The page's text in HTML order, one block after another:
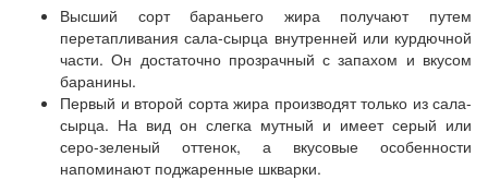
Высший сорт бараньего жира получают путем
перетапливания сала-сырца внутренней или курдючной
части. Он достаточно прозрачный с запахом и вкусом
баранины.
Первый и второй сорта жира производят только из сала-
сырца. На вид он слегка мутный и имеет серый или
серо-зеленый оттенок, а вкусовые особенности
напоминают поджаренные шкварки.